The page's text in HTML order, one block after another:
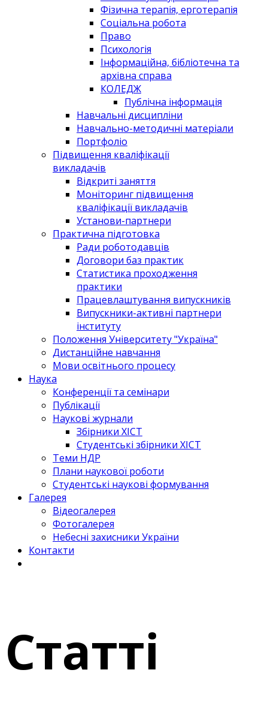
Фізична терапія, ерготерапія
Соціальна робота
Право
Психологія
Інформаційна, бібліотечна та
архівна справа
КОЛЕДЖ
Публічна інформація
Навчальні дисципліни
Навчально-методичні матеріали
Портфоліо
Підвищення кваліфікації
викладачів
Відкриті заняття
Моніторинг підвищення
кваліфікації викладачів
Установи-партнери
Практична підготовка
Ради роботодавців
Договори баз практик
Статистика проходження
практики
Працевлаштування випускників
Випускники-активні партнери
інституту
Положення Університету "Україна"
Дистанційне навчання
Мови освітнього процесу
Наука
Конференції та семінари
Публікації
Наукові журнали
Збірники ХІСТ
Студентські збірники ХІСТ
Теми НДР
Плани наукової роботи
Студентські наукові формування
Галерея
Відеогалерея
Фотогалерея
Небесні захисники України
Контакти
Статті